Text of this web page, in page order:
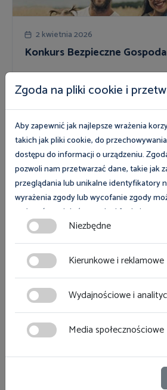
2 kwietnia 2026
Konkurs Bezpieczne
Więcej
2 kwietnia 2026
Handel ludźmi - jak
szukać pomocy
Więcej
Zgoda na pliki cookie i
Aby zapewnić jak najlepsze wrażenia
takich jak pliki cookie, do
dostępu do informacji o urządzeniu.
pozwoli nam przetwarzać dane, takie jak
przeglądania lub unikalne identyfikatory
wyrażenia zgody lub wycofanie zgody
wpłynąć na niektóre cechy i funkcje.
Zgoda na pliki cookies jest dobrowolna i
zmodyfikować w dowolnym momencie
ciasteczka w lewym dolnym rogu strony.
znajdziesz w
Niezbędne
Kierunkowe i reklamowe
Wydajnościowe i
Media społecznościowe